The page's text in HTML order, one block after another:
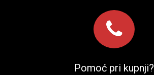
Pomoć pri kupnji?